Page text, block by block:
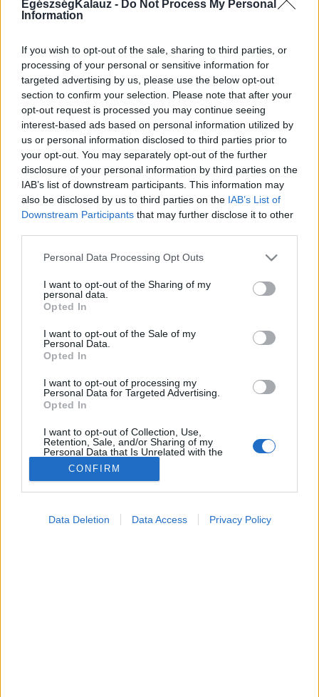
EgészségKalauz - Do Not Process My Personal
Information
If you wish to opt-out of the sale, sharing to third parties, or
processing of your personal or sensitive information for
targeted advertising by us, please use the below opt-out
section to confirm your selection. Please note that after your
opt-out request is processed you may continue seeing
interest-based ads based on personal information utilized by
us or personal information disclosed to third parties prior to
your opt-out. You may separately opt-out of the further
disclosure of your personal information by third parties on the
IAB’s list of downstream participants. This information may
also be disclosed by us to third parties on the IAB’s List of
Downstream Participants that may further disclose it to other
Please note that this website/app uses one or more Google
not limited to your visit or usage behaviour. You may click to
grant or deny consent to Google and its third-party tags to
use your data for below specified purposes in below Google
consent section.
Personal Data Processing Opt Outs
I want to opt-out of the Sharing of my
personal data.
Opted In
I want to opt-out of the Sale of my
Personal Data.
Opted In
I want to opt-out of processing my
Personal Data for Targeted Advertising.
Opted In
I want to opt-out of Collection, Use,
Retention, Sale, and/or Sharing of my
Personal Data that Is Unrelated with the
Purposes for which it was collected.
Opted Out
CONFIRM
Data Deletion Data Access Privacy Policy
Vizsgálat
Életmódváltás
Kutatás
Prevenció
Hírek
Videók
Kisállatok egészsége
#allergia#influenza#cukorbetegség
#orvosmeteorológia #vérnyomás #stroke #rákbetegség
#pajzsmirigy #reflux#ekcéma#herpesz
Regisztráció
Zöldhályog
Zöldhályog